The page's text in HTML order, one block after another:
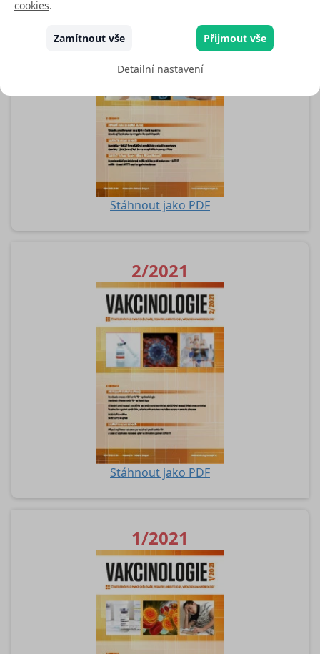
Stáhnout jako PDF
2/2021
Stáhnout jako PDF
1/2021
cookies.
Zamítnout vše Přijmout vše
Detailní nastavení